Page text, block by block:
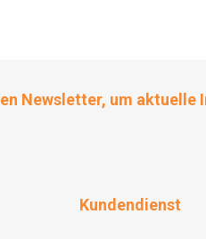
Newsletter, um aktuelle
Kundendienst